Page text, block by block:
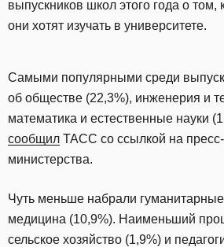
выпускников школ этого года о том,
они хотят изучать в университете.
Самыми популярными среди
об обществе (22,3%), инженерия и
математика и естественные науки
сообщил ТАСС со ссылкой на
министерства.
Чуть меньше набрали гуманитарные
медицина (10,9%). Наименьший
сельское хозяйство (1,9%) и